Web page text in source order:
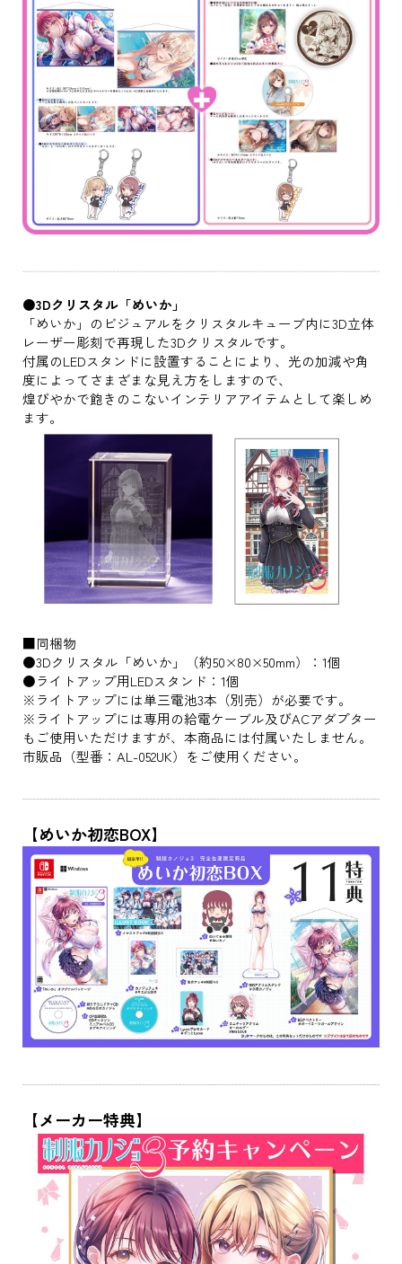
●3Dクリスタル「めいか」
「めいか」のビジュアルをクリスタルキューブ内に3D立体
レーザー彫刻で再現した3Dクリスタルです。
付属のLEDスタンドに設置することにより、光の加減や角
度によってさまざまな見え方をしますので、
煌びやかで飽きのこないインテリアアイテムとして楽しめ
ます。
■同梱物
●3Dクリスタル「めいか」（約50×80×50mm）：1個
●ライトアップ用LEDスタンド：1個
※ライトアップには単三電池3本（別売）が必要です。
※ライトアップには専用の給電ケーブル及びACアダプター
もご使用いただけますが、本商品には付属いたしません。
市販品（型番：AL-052UK）をご使用ください。
【めいか初恋BOX】
【メーカー特典】